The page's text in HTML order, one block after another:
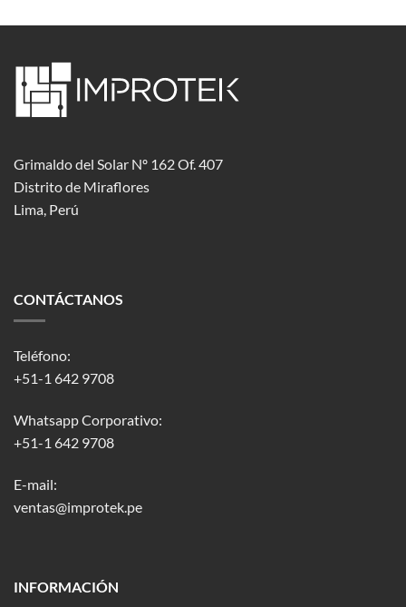
Grimaldo del Solar Nº 162 Of. 407
Distrito de Miraflores
Lima, Perú
CONTÁCTANOS
Teléfono:
+51-1 642 9708
Whatsapp Corporativo:
+51-1 642 9708
E-mail:
ventas@improtek.pe
INFORMACIÓN